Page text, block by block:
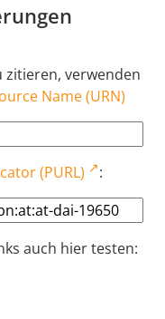
zitieren, verwenden
Name (URN)
(PURL) :
auch hier testen: